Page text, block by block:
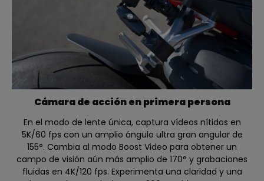
Cámara de acción en primera persona
En el modo de lente única, captura vídeos nítidos en
5K/60 fps con un amplio ángulo ultra gran angular de
155°. Cambia al modo Boost Video para obtener un
campo de visión aún más amplio de 170° y grabaciones
fluidas en 4K/120 fps. Experimenta una claridad y una